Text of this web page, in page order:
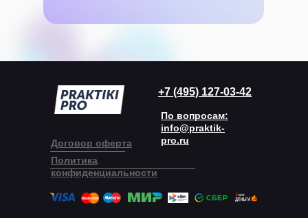
По вопросам:
info@praktik-
pro.ru
Политика
конфиденциальности
Договор оферта
+7 (495) 127-03-42